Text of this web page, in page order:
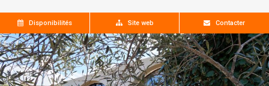
Disponibilités Site web Contacter